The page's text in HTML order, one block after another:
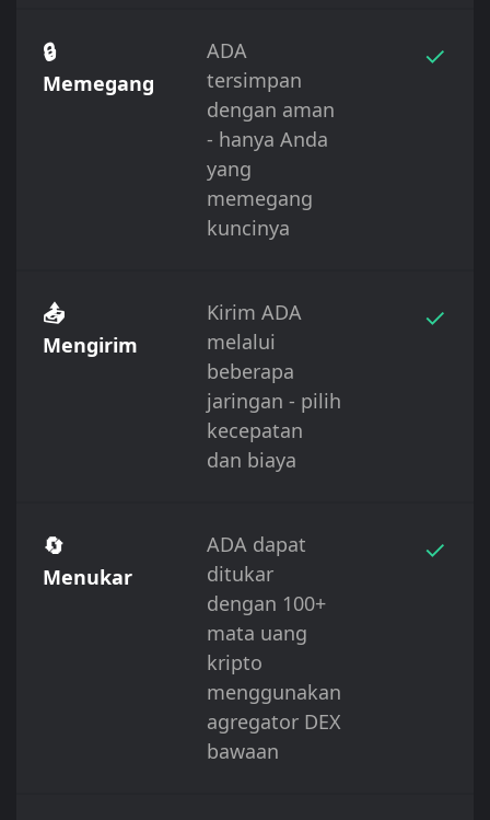
🔒
Memegang
ADA
tersimpan
dengan aman
- hanya Anda
yang
memegang
kuncinya
✓
📤
Mengirim
Kirim ADA
melalui
beberapa
jaringan - pilih
kecepatan
dan biaya
✓
🔄
Menukar
ADA dapat
ditukar
dengan 100+
mata uang
kripto
menggunakan
agregator DEX
bawaan
✓